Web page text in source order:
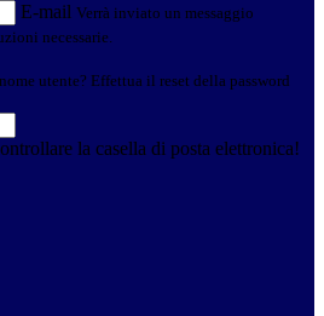
E-mail Verrà inviato un messaggio
necessarie.
utente? Effettua il reset della password
la casella di posta elettronica!